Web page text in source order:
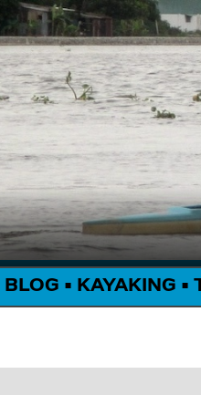
BLOG • KAYAKING •